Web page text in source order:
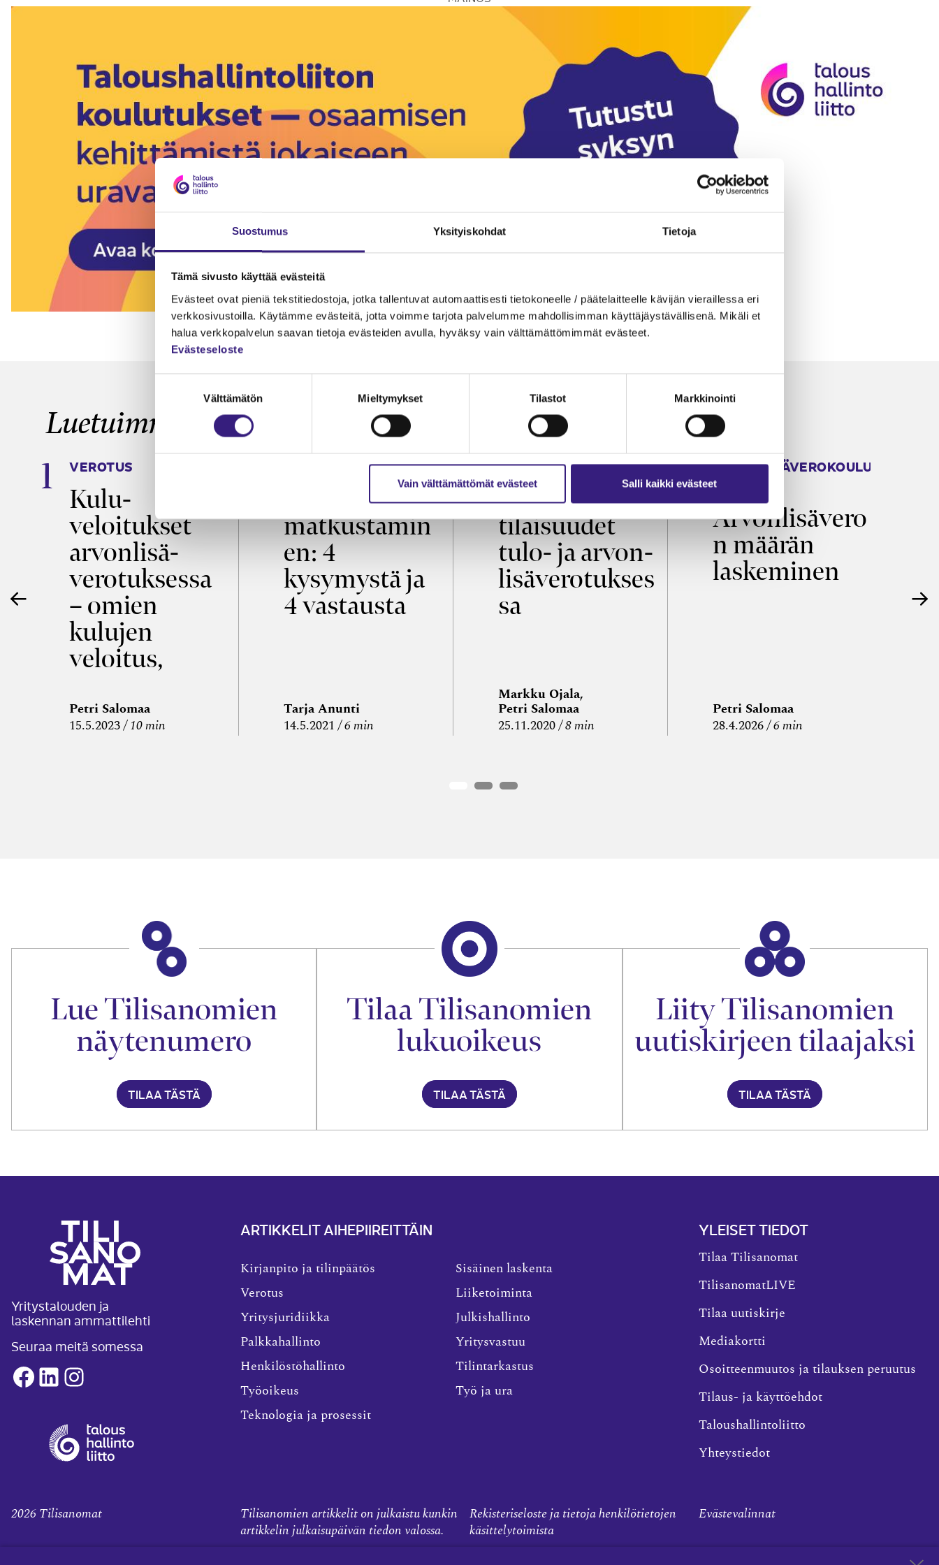
Suostumus Yksityiskohdat Tietoja
Tämä sivusto käyttää evästeitä
Evästeet ovat pieniä tekstitiedostoja, jotka tallentuvat automaattisesti tietokoneelle / päätelaitteelle kävijän vieraillessa eri
verkkosivustoilla. Käytämme evästeitä, jotta voimme tarjota palvelumme mahdollisimman käyttäjäystävällisenä. Mikäli et
halua verkkopalvelun saavan tietoja evästeiden avulla, hyväksy vain välttämättömimmät evästeet.
Evästeseloste
Välttämätön Mieltymykset Tilastot Markkinointi
Vain välttämättömät evästeet Salli kaikki evästeet
Luetuimmat
VEROTUS
Kulu­
veloitukset
arvon­lisä­
verotuksessa
– omien
kulujen
veloitus,
edelleen­
veloitus ja
Petri Salomaa
15.5.2023 10 min
Työaikalaki ja
matkustamin
en: 4
kysymystä ja
4 vastausta
Tarja Anunti
14.5.2021
6 min
VEROTUS
Virkistys­
tilaisuudet
tulo- ja arvon­
lisäverotukses
sa
Markku Ojala,
Petri Salomaa
25.11.2020 8 min
ARVONLISÄVEROKOULU
2026
Arvonlisävero
n määrän
laskeminen
Petri Salomaa
28.4.2026 6 min
Lue Tilisanomien
näytenumero
TILAA TÄSTÄ
Tilaa Tilisanomien
lukuoikeus
TILAA TÄSTÄ
Liity Tilisanomien
uutiskirjeen tilaajaksi
TILAA TÄSTÄ
Yritystalouden ja
laskennan ammattilehti
Seuraa meitä somessa
Facebook
LinkedInInstagram
ARTIKKELIT AIHEPIIREITTÄIN
Kirjanpito ja tilinpäätös
Verotus
Yritysjuridiikka
Palkkahallinto
Henkilöstöhallinto
Työoikeus
Teknologia ja prosessit
Sisäinen laskenta
Liiketoiminta
Julkishallinto
Yritysvastuu
Tilintarkastus
Työ ja ura
YLEISET TIEDOT
Tilaa Tilisanomat
TilisanomatLIVE
Tilaa uutiskirje
Mediakortti
Osoitteenmuutos ja tilauksen peruutus
Tilaus- ja käyttöehdot
Taloushallintoliitto
Yhteystiedot
2026 Tilisanomat
Tilisanomien artikkelit on julkaistu kunkin
artikkelin julkaisupäivän tiedon valossa.
Rekisteriseloste ja tietoja henkilötietojen
käsittelytoimista
Evästevalinnat